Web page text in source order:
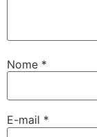
Nome *
E-mail *